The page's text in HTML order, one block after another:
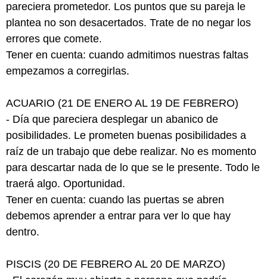
pareciera prometedor. Los puntos que su pareja le
plantea no son desacertados. Trate de no negar los
errores que comete.
Tener en cuenta: cuando admitimos nuestras faltas
empezamos a corregirlas.
ACUARIO (21 DE ENERO AL 19 DE FEBRERO)
- Día que pareciera desplegar un abanico de
posibilidades. Le prometen buenas posibilidades a
raíz de un trabajo que debe realizar. No es momento
para descartar nada de lo que se le presente. Todo le
traerá algo. Oportunidad.
Tener en cuenta: cuando las puertas se abren
debemos aprender a entrar para ver lo que hay
dentro.
PISCIS (20 DE FEBRERO AL 20 DE MARZO)